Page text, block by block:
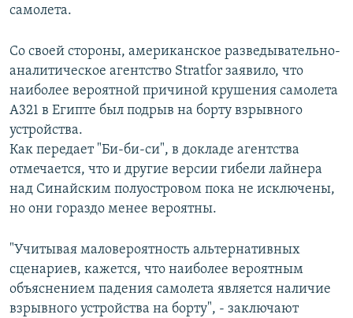
самолета.
Со своей стороны, американское разведывательно-
аналитическое агентство Stratfor заявило, что
наиболее вероятной причиной крушения самолета
A321 в Египте был подрыв на борту взрывного
устройства.
Как передает "Би-би-си", в докладе агентства
отмечается, что и другие версии гибели лайнера
над Синайским полуостровом пока не исключены,
но они гораздо менее вероятны.
"Учитывая маловероятность альтернативных
сценариев, кажется, что наиболее вероятным
объяснением падения самолета является наличие
взрывного устройства на борту", - заключают